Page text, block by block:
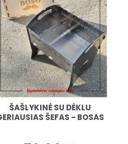
ŠAŠLYKINĖ SU DĖKLU
ŠEFAS - BOSAS